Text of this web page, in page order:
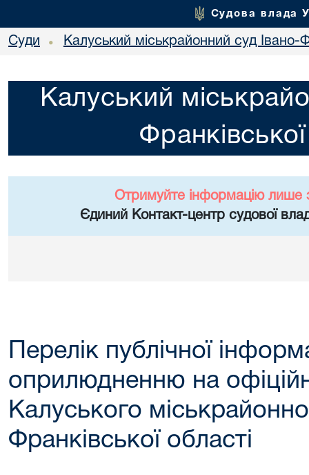
Судова влада
Суди • Калуський міськрайонний суд Івано-
Калуський
Отримуйте інформацію лише
Єдиний Контакт-центр судової
Перелік публічної
оприлюдненню на
Калуського
Франківської області